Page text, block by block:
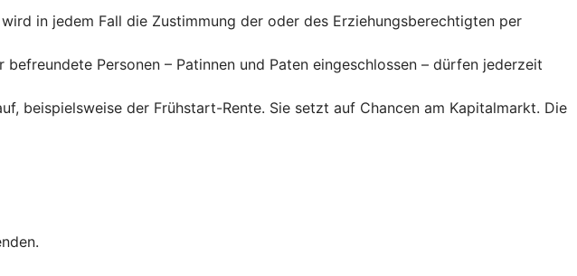
in jedem Fall die Zustimmung der oder des Erziehungsberechtigten per
Personen – Patinnen und Paten eingeschlossen – dürfen jederzeit
beispielsweise der Frühstart-Rente. Sie setzt auf Chancen am Kapitalmarkt. Die